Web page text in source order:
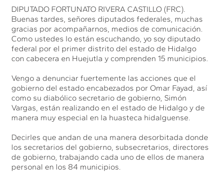
DIPUTADO FORTUNATO RIVERA CASTILLO (FRC).
Buenas tardes, señores diputados federales, muchas
gracias por acompañarnos, medios de comunicación.
Como ustedes lo están escuchando, yo soy diputado
federal por el primer distrito del estado de Hidalgo
con cabecera en Huejutla y comprenden 15 municipios.
Vengo a denunciar fuertemente las acciones que el
gobierno del estado encabezados por Omar Fayad, así
como su diabólico secretario de gobierno, Simón
Vargas, están realizando en el estado de Hidalgo y de
manera muy especial en la huasteca hidalguense.
Decirles que andan de una manera desorbitada donde
los secretarios del gobierno, subsecretarios, directores
de gobierno, trabajando cada uno de ellos de manera
personal en los 84 municipios.